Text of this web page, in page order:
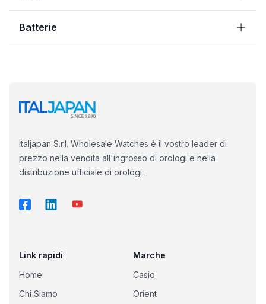
Batterie
Italjapan S.r.l. Wholesale Watches è il vostro leader di
prezzo nella vendita all'ingrosso di orologi e nella
distribuzione ufficiale di orologi.
Link rapidi
Home
Chi Siamo
Marche
Casio
Orient